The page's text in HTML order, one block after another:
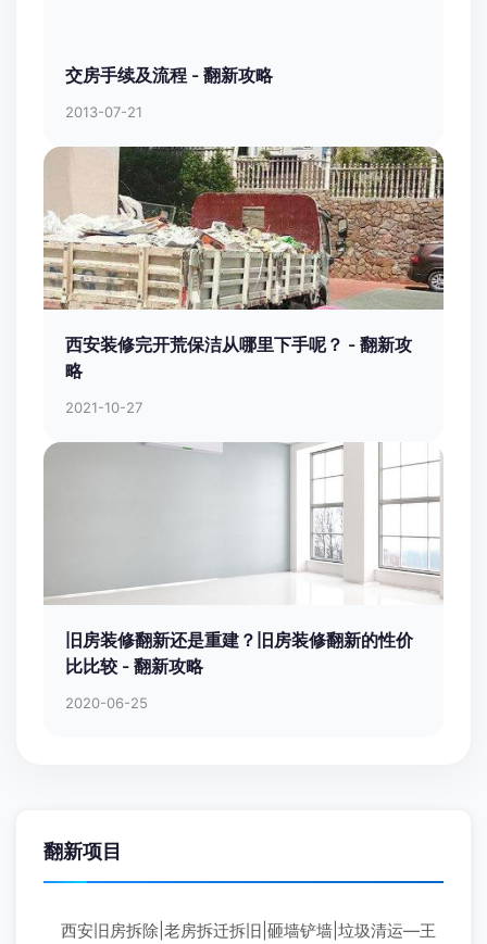
交房手续及流程 - 翻新攻略
2013-07-21
西安装修完开荒保洁从哪里下手呢？ - 翻新攻
略
2021-10-27
旧房装修翻新还是重建？旧房装修翻新的性价
比比较 - 翻新攻略
2020-06-25
翻新项目
西安旧房拆除|老房拆迁拆旧|砸墙铲墙|垃圾清运—王